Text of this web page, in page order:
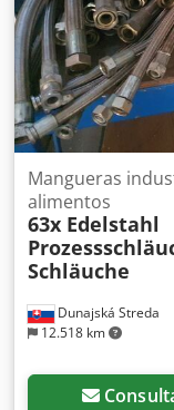
Dunajská Streda
12.518 km
Mangueras
alimentos
63x Edelstahl
Schläuche